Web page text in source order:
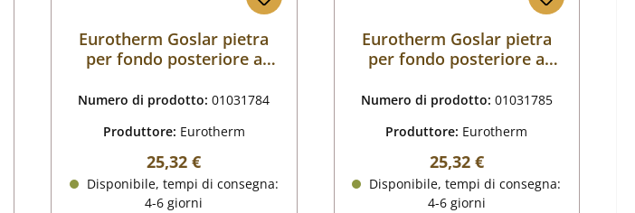
Eurotherm Goslar pietra
per fondo posteriore a
Numero di prodotto:01031784
Produttore: Eurotherm
Prezzo normale:
25,32 €
Disponibile, tempi di consegna:
4-6 giorni
Eurotherm Goslar pietra
per fondo posteriore a
Numero di prodotto: 01031785
Produttore: Eurotherm
Prezzo normale:
25,32 €
Disponibile, tempi di consegna:
4-6 giorni